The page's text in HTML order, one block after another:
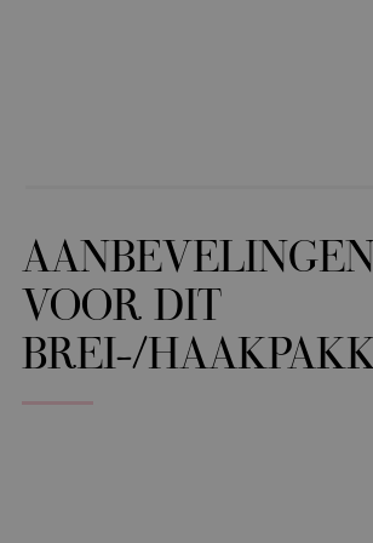
AANBEVELINGEN
VOOR DIT
BREI-/